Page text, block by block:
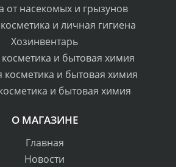
от насекомых и грызунов
и личная гигиена
Хозинвентарь
и бытовая химия
косметика и бытовая химия
и бытовая химия
О МАГАЗИНЕ
Главная
Новости